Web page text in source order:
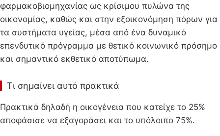
φαρμακοβιομηχανίας ως κρίσιμου πυλώνα της
οικονομίας, καθώς και στην εξοικονόμηση πόρων για
τα συστήματα υγείας, μέσα από ένα δυναμικό
επενδυτικό πρόγραμμα με θετικό κοινωνικό πρόσημο
και σημαντικό εκθετικό αποτύπωμα.
Τι σημαίνει αυτό πρακτικά
Πρακτικά δηλαδή η οικογένεια που κατείχε το 25%
αποφάσισε να εξαγοράσει και το υπόλοιπο 75%.